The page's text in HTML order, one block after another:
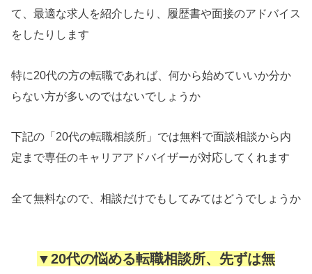
て、最適な求人を紹介したり、履歴書や面接のアドバイス
をしたりします
特に20代の方の転職であれば、何から始めていいか分か
らない方が多いのではないでしょうか
下記の「20代の転職相談所」では無料で面談相談から内
定まで専任のキャリアアドバイザーが対応してくれます
全て無料なので、相談だけでもしてみてはどうでしょうか
▼20代の悩める転職相談所、先ずは無